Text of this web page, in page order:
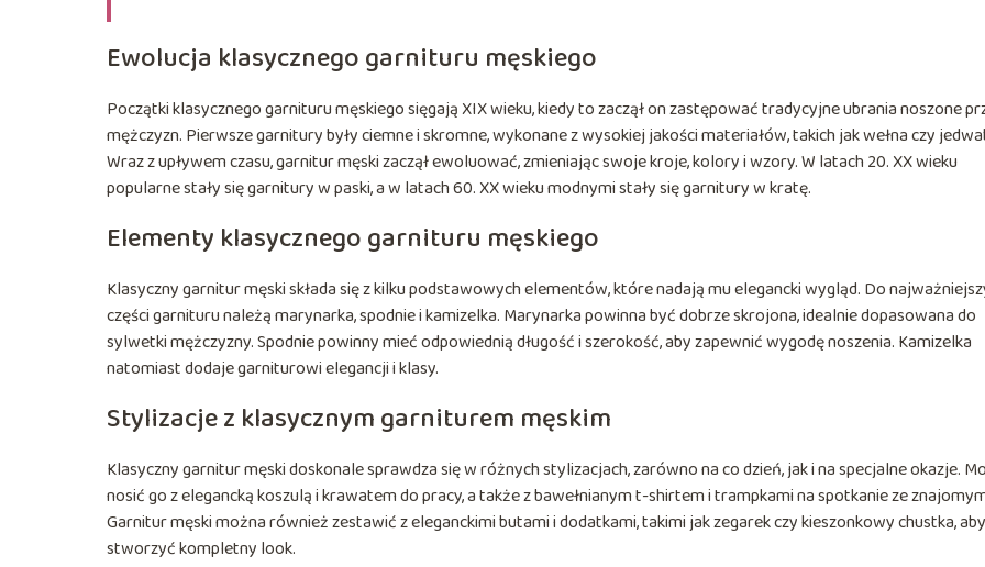
Ewolucja klasycznego garnituru męskiego
Początki klasycznego garnituru męskiego sięgają XIX wieku, kiedy to zaczął on zastępować tradycyjne ubrania noszone
mężczyzn. Pierwsze garnitury były ciemne i skromne, wykonane z wysokiej jakości materiałów, takich jak wełna czy
Wraz z upływem czasu, garnitur męski zaczął ewoluować, zmieniając swoje kroje, kolory i wzory. W latach 20. XX wieku
popularne stały się garnitury w paski, a w latach 60. XX wieku modnymi stały się garnitury w kratę.
Elementy klasycznego garnituru męskiego
Klasyczny garnitur męski składa się z kilku podstawowych elementów, które nadają mu elegancki wygląd. Do
części garnituru należą marynarka, spodnie i kamizelka. Marynarka powinna być dobrze skrojona, idealnie dopasowana do
sylwetki mężczyzny. Spodnie powinny mieć odpowiednią długość i szerokość, aby zapewnić wygodę noszenia. Kamizelka
natomiast dodaje garniturowi elegancji i klasy.
Stylizacje z klasycznym garniturem męskim
Klasyczny garnitur męski doskonale sprawdza się w różnych stylizacjach, zarówno na co dzień, jak i na specjalne okazje.
nosić go z elegancką koszulą i krawatem do pracy, a także z bawełnianym t-shirtem i trampkami na spotkanie ze
Garnitur męski można również zestawić z eleganckimi butami i dodatkami, takimi jak zegarek czy kieszonkowy chustka, aby
stworzyć kompletny look.